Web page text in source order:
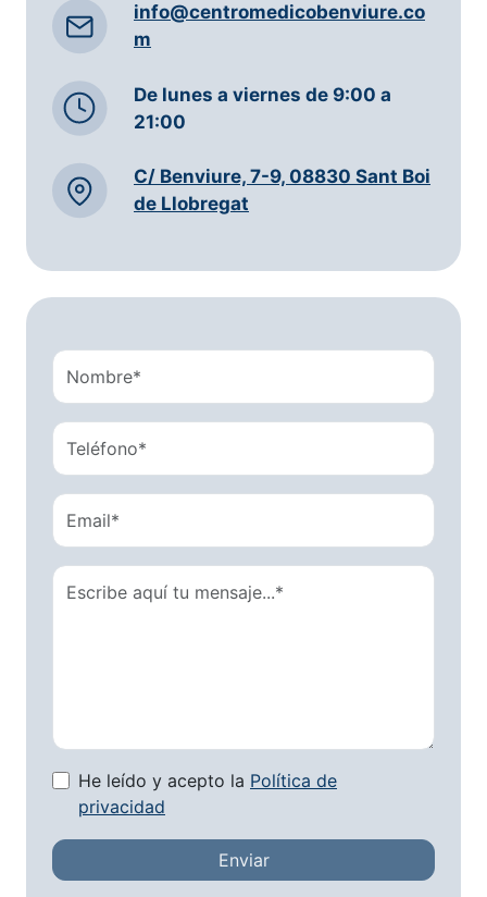
info@centromedicobenviure.co
m
De lunes a viernes de 9:00 a
21:00
C/ Benviure, 7-9, 08830 Sant Boi
de Llobregat
He leído y acepto la Política de
privacidad
Enviar